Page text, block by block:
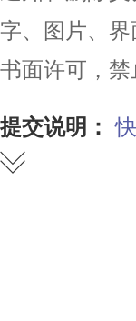
字、图片、
书面许可，禁
提交说明：